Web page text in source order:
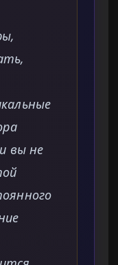
вы не